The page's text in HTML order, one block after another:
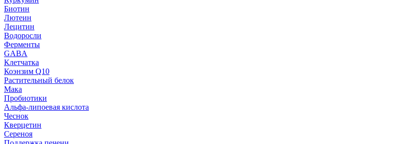
Биотин
Лютеин
Лецитин
Водоросли
Ферменты
GABA
Клетчатка
Коэнзим Q10
Растительный белок
Мака
Пробиотики
Альфа-липоевая кислота
Чеснок
Кверцетин
Сереноя